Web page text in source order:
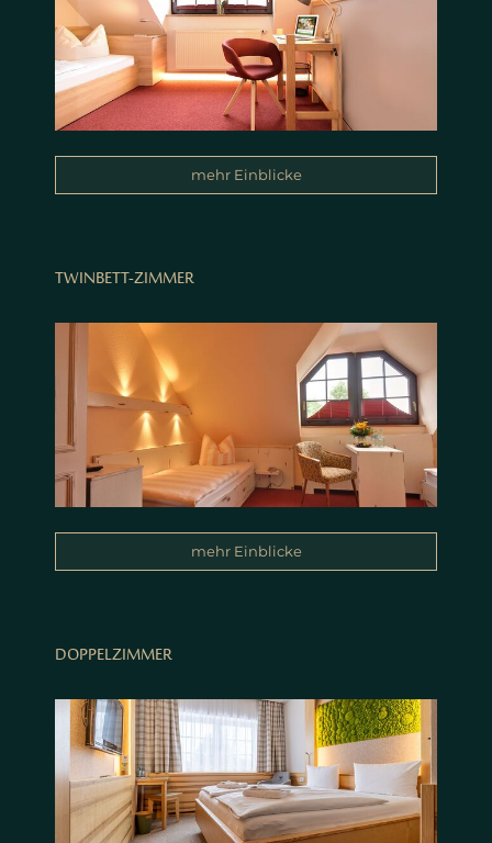
mehr Einblicke
TWINBETT-ZIMMER
mehr Einblicke
DOPPELZIMMER